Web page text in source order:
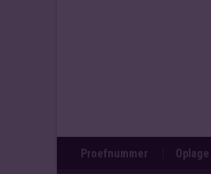
Proefnummer